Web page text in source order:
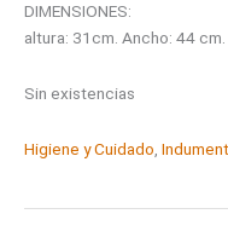
DIMENSIONES:
altura: 31cm. Ancho: 44
Sin existencias
Higiene y Cuidado